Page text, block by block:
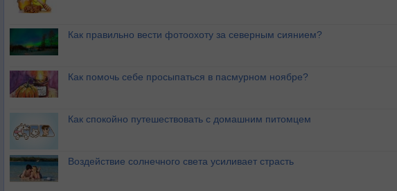
Как правильно вести фотоохоту за северным сиянием?
Как помочь себе просыпаться в пасмурном ноябре?
Как спокойно путешествовать с домашним питомцем
Воздействие солнечного света усиливает страсть